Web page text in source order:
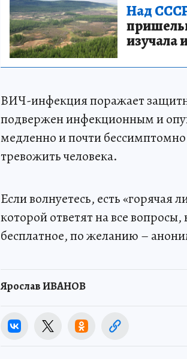
Над
изучала
ВИЧ-инфекция поражает
подвержен инфекционным и
медленно и почти
тревожить человека.
Если волнуетесь, есть «горячая
которой ответят на все
бесплатное, по желанию –
Ярослав ИВАНОВ